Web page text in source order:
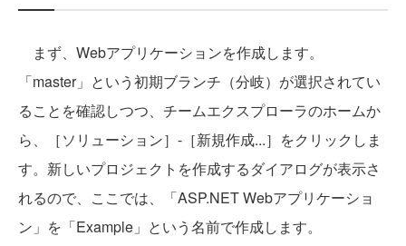
まず、Webアプリケーションを作成します。
「master」という初期ブランチ（分岐）が選択されてい
ることを確認しつつ、チームエクスプローラのホームか
ら、［ソリューション］-［新規作成...］をクリックしま
す。新しいプロジェクトを作成するダイアログが表示さ
れるので、ここでは、「ASP.NET Webアプリケーショ
ン」を「Example」という名前で作成します。